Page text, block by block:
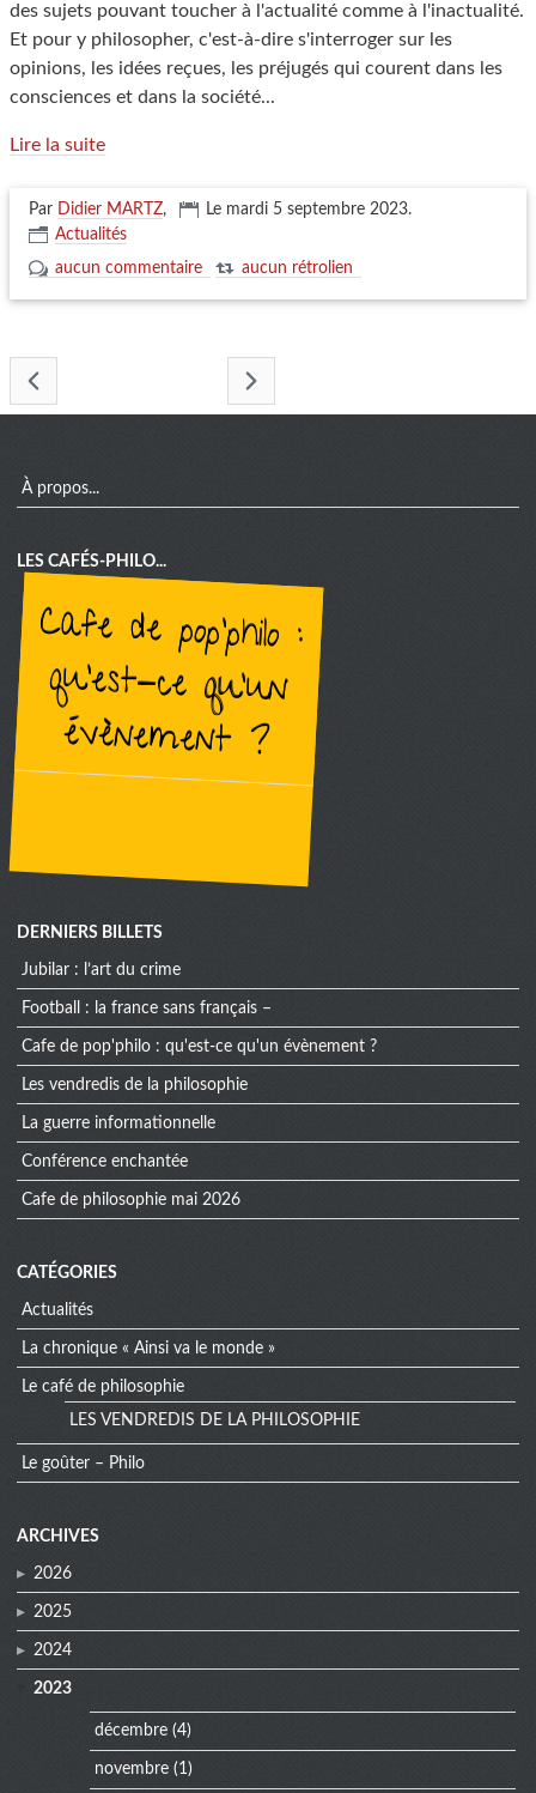
des sujets pouvant toucher à l'actualité comme à l'inactualité.
Et pour y philosopher, c'est-à-dire s'interroger sur les
opinions, les idées reçues, les préjugés qui courent dans les
consciences et dans la société...
Lire la suite
Par Didier MARTZ, Le mardi 5 septembre 2023.
Actualités
aucun commentaire
aucun rétrolien
menu
À propos...
LES CAFÉS-PHILO...
cafe de pop'philo :
qu'est-ce qu'un
évènement ?
DERNIERS BILLETS
jubilar : l’art du crime
football : la france sans français –
cafe de pop'philo : qu'est-ce qu'un évènement ?
les vendredis de la philosophie
la guerre informationnelle
conférence enchantée
cafe de philosophie mai 2026
CATÉGORIES
Actualités
La chronique « Ainsi va le monde »
Le café de philosophie
LES VENDREDIS DE LA PHILOSOPHIE
Le goûter – Philo
menu
ARCHIVES
2026
2025
2024
2023
décembre(4)
novembre(1)